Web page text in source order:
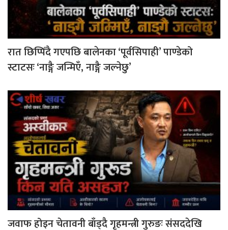
रात छिप्पिँदै गएपछि बालेनका ‘पूर्वसिपाही’ पाण्डेको
स्टाटसः ‘नाङ्गै जन्मिएँ, नाङ्गै जल्नेछु’
जवाफ होइन चेतावनी बाँड्दै गृहमन्त्री गुरुङः संसददेखि